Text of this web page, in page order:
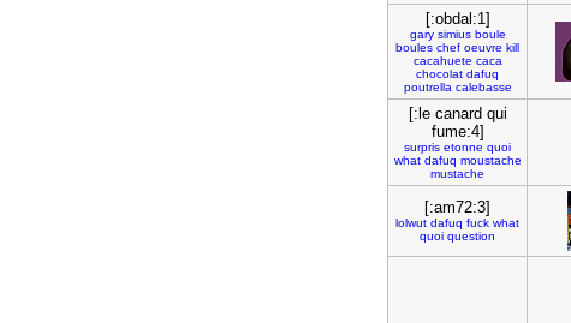
[:obdal:1]
gary simius boule
boules chef oeuvre kill
cacahuete caca
chocolat dafuq
poutrella calebasse
[:le canard qui
fume:4]
surpris etonne quoi
what dafuq moustache
mustache
[:am72:3]
lolwut dafuq fuck what
quoi question